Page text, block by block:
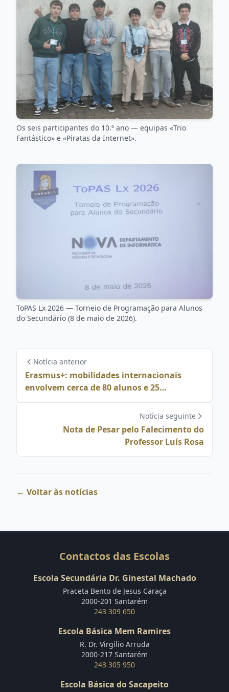
Os seis participantes do 10.º ano — equipas «Trio
Fantástico» e «Piratas da Internet».
ToPAS Lx 2026 — Torneio de Programação para Alunos
do Secundário (8 de maio de 2026).
Notícia anterior
Erasmus+: mobilidades internacionais
envolvem cerca de 80 alunos e 25
professores
Notícia seguinte
Nota de Pesar pelo Falecimento do
Professor Luís Rosa
← Voltar às notícias
Contactos das Escolas
Escola Secundária Dr. Ginestal Machado
Praceta Bento de Jesus Caraça
2000-201 Santarém
243 309 650
Escola Básica Mem Ramires
R. Dr. Virgílio Arruda
2000-217 Santarém
243 305 950
Escola Básica do Sacapeito